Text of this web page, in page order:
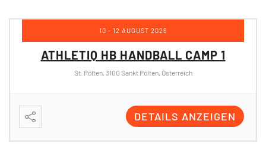
17 - 19 AUGUST 2026
ATHLETIQ HB HANDBALL CAMP 2
St. Pölten, 3100 Sankt Pölten, Österreich
DETAILS ANZEIGEN